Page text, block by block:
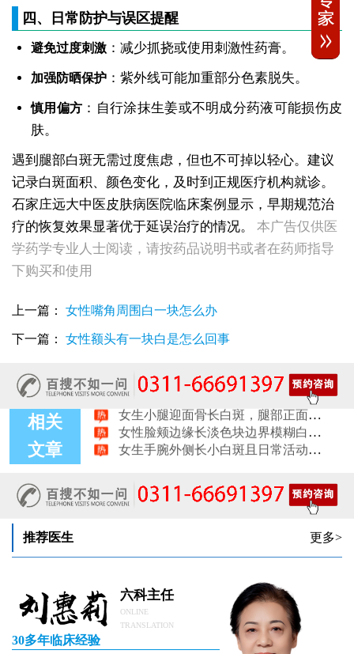
四、日常防护与误区提醒
避免过度刺激：减少抓挠或使用刺激性药膏。
加强防晒保护：紫外线可能加重部分色素脱失。
慎用偏方 ：自行涂抹生姜或不明成分药液可能损伤皮
肤。
遇到腿部白斑无需过度焦虑，但也不可掉以轻心。建议
记录白斑面积、颜色变化，及时到正规医疗机构就诊。
石家庄远大中医皮肤病医院临床案例显示，早期规范治
疗的恢复效果显著优于延误治疗的情况。
本广告仅供医
学药学专业人士阅读，请按药品说明书或者在药师指导
下购买和使用
上一篇： 女性嘴角周围白一块怎么办
下一篇： 女性额头有一块白是怎么回事
相关
文章
女生脚踝骨节凸起处长白斑 脱色原因与应对方法
女性小腿冒出小白点，浅色斑点是白癜风吗
女性全身零星长浅白点多处小块白斑是什么
女生腰窝长白斑凹陷脱色 警惕白癜风迹象
女性肩膀后侧长白块后背肩颈连接处发白怎么回事
女性膝盖后方腿窝淡白斑是怎么回事 隐蔽处白斑咨询
女生小腿迎面骨长白斑，腿部正面发白解答
女性脸颊边缘长淡色块边界模糊白斑是怎么回事
女生手腕外侧长小白斑且日常活动发白，警惕白癜风信号
女生后腰中间长淡色斑腰部正中发白要紧吗
推荐医生 更多>
六科主任
ONLINE
TRANSLATION
30多年临床经验